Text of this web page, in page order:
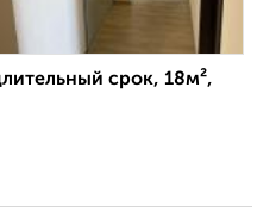
срок, 18м²,